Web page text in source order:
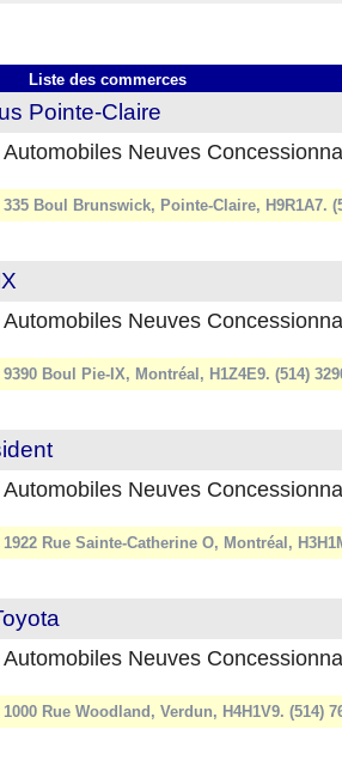
Liste des commerces
Pointe-Claire
Automobiles Neuves
335 Boul Brunswick, Pointe-Claire, H9R1A7.
Automobiles Neuves
9390 Boul Pie-IX, Montréal, H1Z4E9. (514)
Automobiles Neuves
1922 Rue Sainte-Catherine O, Montréal,
Automobiles Neuves
1000 Rue Woodland, Verdun, H4H1V9. (514)